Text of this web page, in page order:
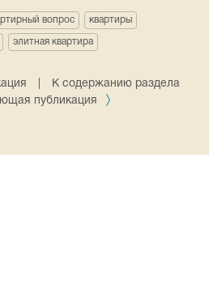
вопрос квартиры
элитная квартира
К содержанию раздела
публикация